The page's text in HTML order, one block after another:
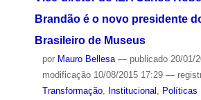
Brandão é o novo presidente
Brasileiro de Museus
por Mauro Bellesa — publicado20/01/
modificação10/08/2015 17:29 —
Transformação, Institucional Políticas